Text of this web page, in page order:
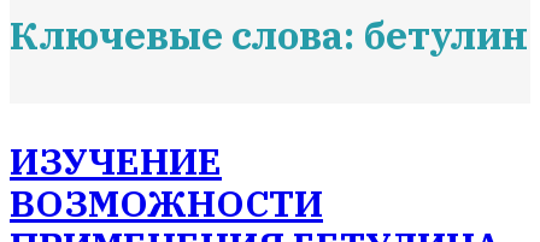
Ключевые слова: бетулин
ИЗУЧЕНИЕ
ВОЗМОЖНОСТИ